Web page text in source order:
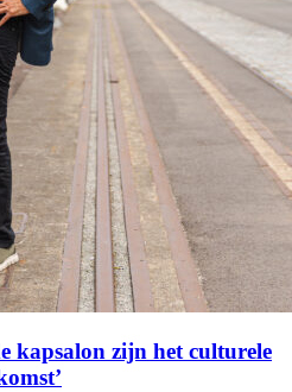
kapsalon zijn het culturele